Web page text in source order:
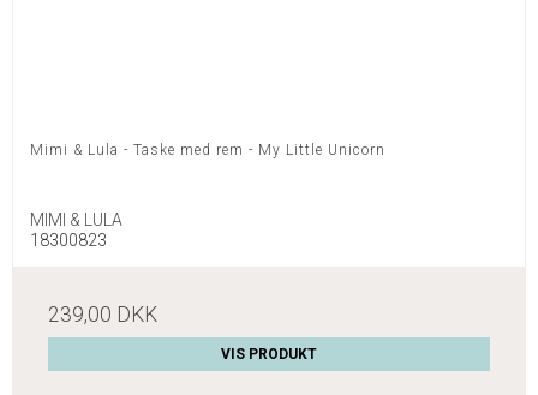
Mimi & Lula - Taske med rem - My Little Unicorn
MIMI & LULA
18300823
239,00 DKK
VIS PRODUKT